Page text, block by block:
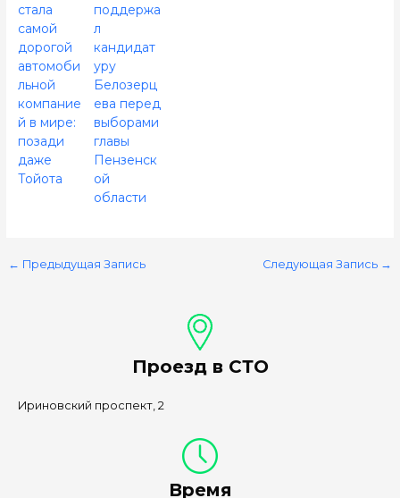
стала
самой
дорогой
автомоби
льной
компание
й в мире:
позади
даже
Тойота
поддержа
л
кандидат
уру
Белозерц
ева перед
выборами
главы
Пензенск
ой
области
← Предыдущая Запись Следующая Запись →
Проезд в СТО
Ириновский проспект, 2
Время